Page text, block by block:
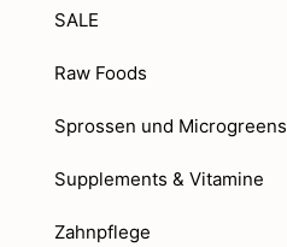
SALE
Raw Foods
Sprossen und Microgreens
Supplements & Vitamine
Zahnpflege